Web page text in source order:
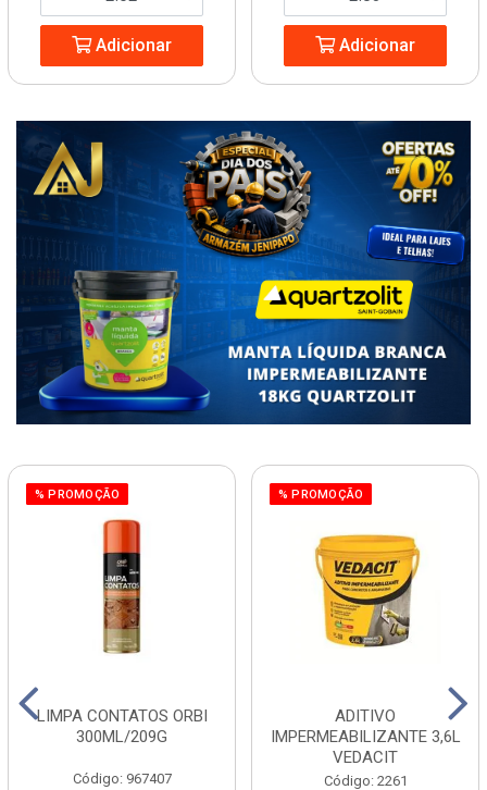
Adicionar Adicionar
% PROMOÇÃO
LIMPA CONTATOS ORBI
300ML/209G
Código: 967407
% PROMOÇÃO
ADITIVO
IMPERMEABILIZANTE 3,6L
VEDACIT
Código: 2261